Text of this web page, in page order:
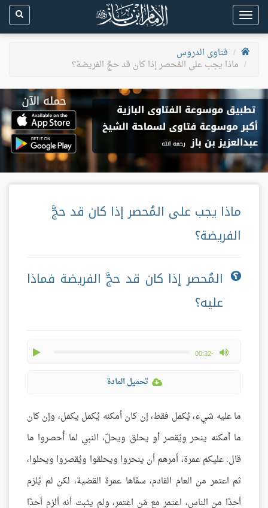
Toggle
navigation
فتاوى الدروس
ماذا يجب على المُحصر إذا كان قد حجَّ الفريضة؟
ماذا يجب على المُحصر إذا كان قد حجَّ
الفريضة؟
المُحصر إذا كان قد حجَّ الفريضة فماذا
عليه؟
-00:32
max volume
تحميل المادة
ما عليه شيء، يُكمل فقط، إن كان أمكنه يُكمل يكمل، وإن كان
ما أمكنه ينحر ويُقصر أو يحلق ويحلّ، النبي لما أُحصروا ما
قال: عليكم عمرة، أمرهم أن ينحروا ويحلقوا ويُقصروا ويحلوا،
ثم اعتمر من العام القادم، سمَّاها عمرة القضية، لكن لم يُلزم
أحدًا من الناس، اعتمر مع مَن اعتمر، ولم يثبت أنه ألزم أحدًا